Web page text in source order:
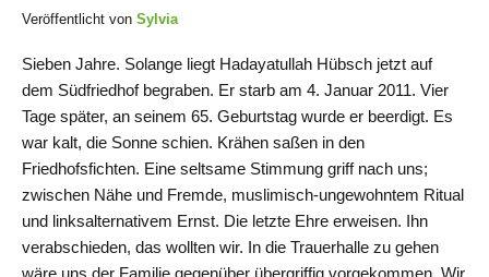
Veröffentlicht von Sylvia
Sieben Jahre. Solange liegt Hadayatullah Hübsch jetzt auf
dem Südfriedhof begraben. Er starb am 4. Januar 2011. Vier
Tage später, an seinem 65. Geburtstag wurde er beerdigt. Es
war kalt, die Sonne schien. Krähen saßen in den
Friedhofsfichten. Eine seltsame Stimmung griff nach uns;
zwischen Nähe und Fremde, muslimisch-ungewohntem Ritual
und linksalternativem Ernst. Die letzte Ehre erweisen. Ihn
verabschieden, das wollten wir. In die Trauerhalle zu gehen
wäre uns der Familie gegenüber übergriffig vorgekommen. Wir